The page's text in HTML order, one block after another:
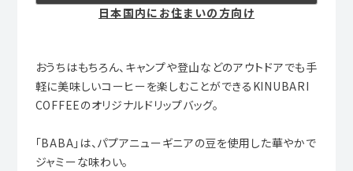
日本国内にお住まいの方向け
おうちはもちろん、キャンプや登山などのアウトドアでも手
軽に美味しいコーヒーを楽しむことができるKINUBARI
COFFEEのオリジナルドリップバッグ。
「BABA」は、パプアニューギニアの豆を使用した華やかで
ジャミーな味わい。